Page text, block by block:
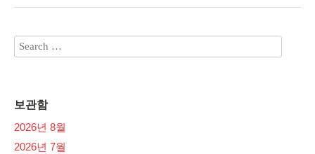
보관함
2026년 8월
2026년 7월